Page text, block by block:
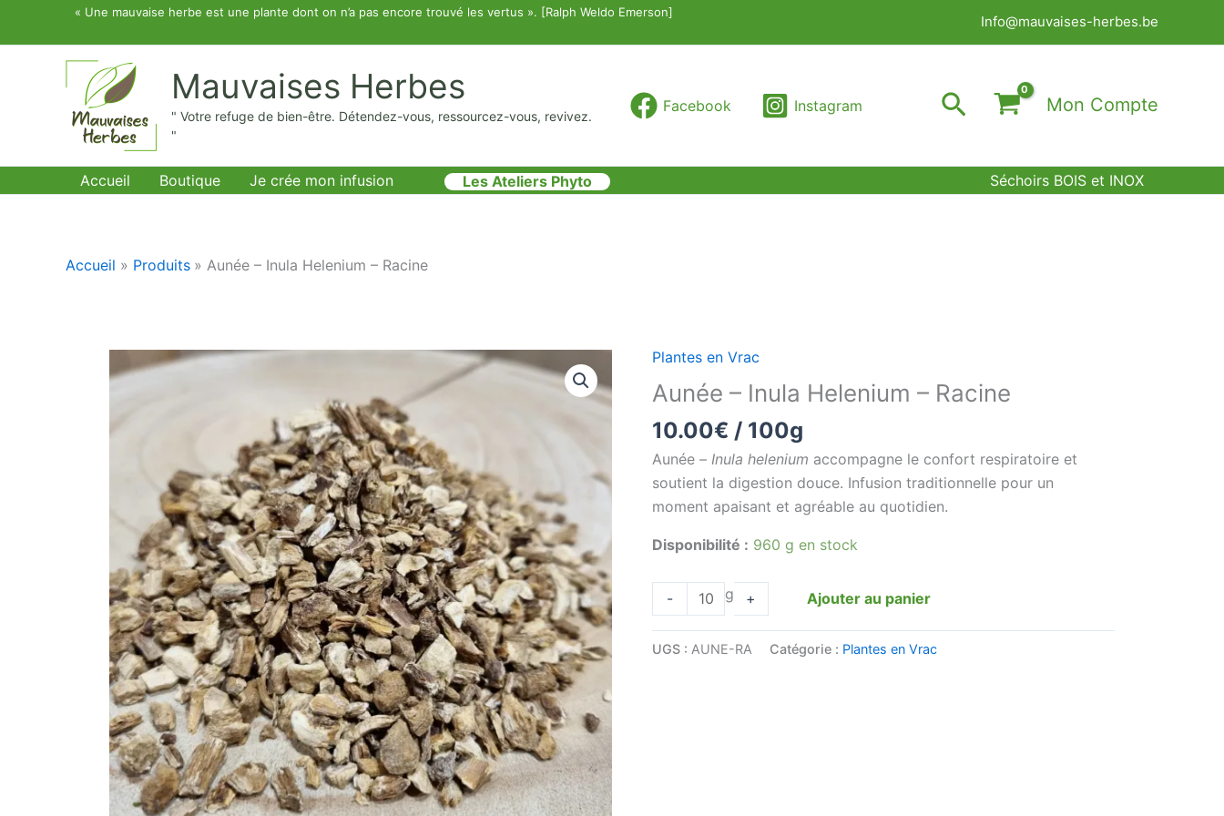
« Une mauvaise herbe est une plante dont on n’a pas encore trouvé les vertus ». [Ralph Weldo Emerson]
Info@mauvaises-herbes.be
Mauvaises Herbes
" Votre refuge de bien-être. Détendez-vous, ressourcez-vous, revivez.
"
Facebook Instagram RechercherMon Compte
Accueil Boutique Je crée mon infusion Les Ateliers Phyto Séchoirs BOIS et INOX
Accueil Produits Aunée – Inula Helenium – Racine
Plantes en Vrac
Aunée – Inula Helenium – Racine
10.00€ / 100g
Aunée – Inula helenium accompagne le confort respiratoire et
soutient la digestion douce. Infusion traditionnelle pour un
moment apaisant et agréable au quotidien.
Disponibilité : 960 g en stock
-
quantité
de
Aunée
-
Inula
Helenium
-
g + Ajouter au panier
UGS : AUNE-RA Catégorie : Plantes en Vrac